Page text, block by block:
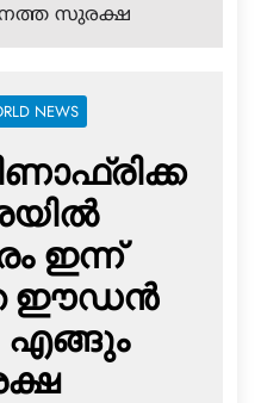
സുരക്ഷ
NEWS
ഇന്ന്
ഈഡന്‍
എങ്ങും